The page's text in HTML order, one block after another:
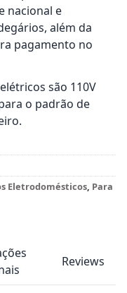
nacional e
além da
pagamento no
são 110V
o padrão de
Eletrodomésticos, Para
Reviews